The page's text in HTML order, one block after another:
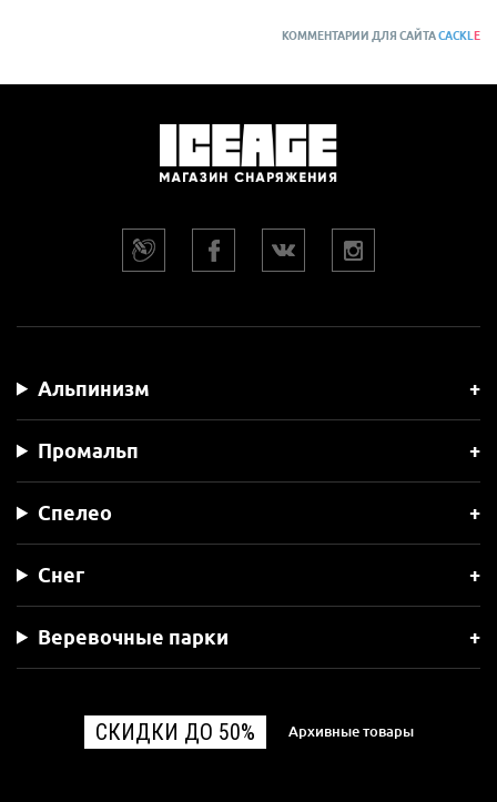
КОММЕНТАРИИ ДЛЯ САЙТАCACKL E
Альпинизм
Промальп
Спелео
Снег
Веревочные парки
СКИДКИ ДО 50% Архивные товары